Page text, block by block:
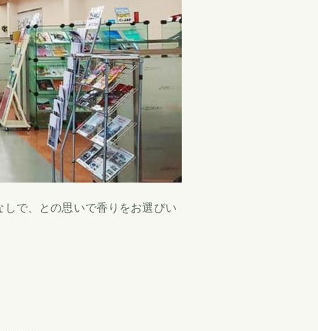
で、との思いで香りをお選びい